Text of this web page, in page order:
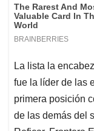
La lista la
fue la líder de las
primera posición
de las demás del